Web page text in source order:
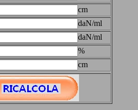
cm
daN/ml
daN/ml
%
cm